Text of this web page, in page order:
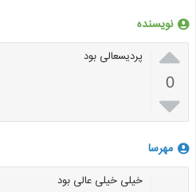
نویسنده

0

پردیسعالی بود
مهرسا
خیلی خیلی عالی بود